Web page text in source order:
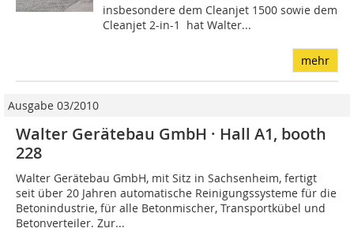
insbesondere dem Cleanjet 1500 sowie dem
Cleanjet 2-in-1  hat Walter...
mehr
Ausgabe 03/2010
Walter Gerätebau GmbH · Hall A1, booth
228
Walter Gerätebau GmbH, mit Sitz in Sachsenheim, fertigt
seit über 20 Jahren automatische Reinigungssysteme für die
Betonindustrie, für alle Betonmischer, Transportkübel und
Betonverteiler. Zur...